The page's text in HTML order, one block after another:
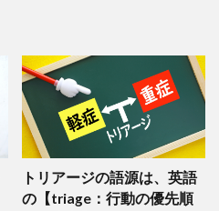
トリアージの語源は、英語
の【triage：行動の優先順